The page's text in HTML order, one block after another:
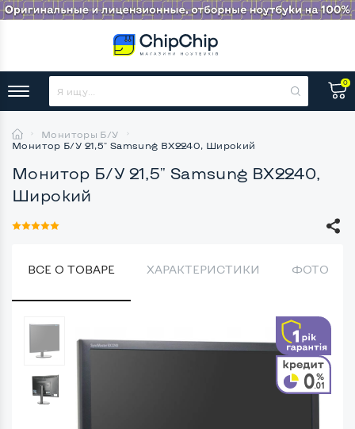
0
Мониторы Б/У
Монитор Б/У 21,5" Samsung BX2240, Широкий
Монитор Б/У 21,5" Samsung BX2240,
Широкий
ВСЕ О ТОВАРЕ ХАРАКТЕРИСТИКИ ФОТО